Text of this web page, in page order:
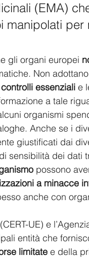
(EMA)
per
gli organi europei
Non
controlli essenziali e
a tale
organismi
Anche se i
giustificati dai
sensibilità dei dati
possono
a minacce
anche con
UE) e
entità che
limitate e della